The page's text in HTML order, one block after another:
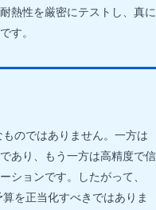
熱性を厳密にテストし、真に
す。
のではありません。一方は
あり、もう一方は高精度で信
ションです。したがって、
を正当化すべきではありま